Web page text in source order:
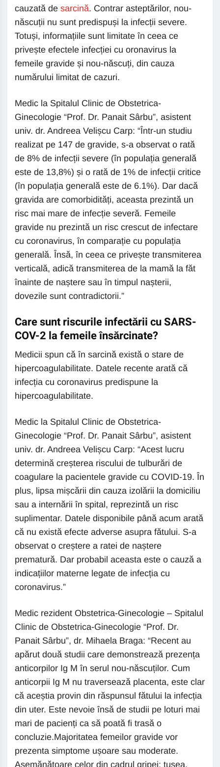
cauzată de sarcină. Contrar asteptărilor, nou-
născuții nu sunt predispuși la infecții severe.
Totuși, informațiile sunt limitate în ceea ce
privește efectele infecției cu oronavirus la
femeile gravide și nou-născuți, din cauza
numărului limitat de cazuri.
Medic la Spitalul Clinic de Obstetrica-
Ginecologie “Prof. Dr. Panait Sârbu”, asistent
univ. dr. Andreea Velișcu Carp: “Într-un studiu
realizat pe 147 de gravide, s-a observat o rată
de 8% de infecții severe (în populația generală
este de 13,8%) și o rată de 1% de infecții critice
(în populația generală este de 6.1%). Dar dacă
gravida are comorbidități, aceasta prezintă un
risc mai mare de infecție severă. Femeile
gravide nu prezintă un risc crescut de infectare
cu coronavirus, în comparație cu populația
generală. Însă, în ceea ce privește transmiterea
verticală, adică transmiterea de la mamă la făt
înainte de naștere sau în timpul nașterii,
dovezile sunt contradictorii.”
Care sunt riscurile infectării cu SARS-
COV-2 la femeile însărcinate?
Medicii spun că în sarcină există o stare de
hipercoagulabilitate. Datele recente arată că
infecția cu coronavirus predispune la
hipercoagulabilitate.
Medic la Spitalul Clinic de Obstetrica-
Ginecologie “Prof. Dr. Panait Sârbu”, asistent
univ. dr. Andreea Velișcu Carp: “Acest lucru
determină creșterea riscului de tulburări de
coagulare la pacientele gravide cu COVID-19. În
plus, lipsa mișcării din cauza izolării la domiciliu
sau a internării în spital, reprezintă un risc
suplimentar. Datele disponibile până acum arată
că nu există efecte adverse asupra fătului. S-a
observat o creștere a ratei de naștere
prematură. Dar probabil aceasta este o cauză a
indicațiilor materne legate de infecția cu
coronavirus.”
Medic rezident Obstetrica-Ginecologie – Spitalul
Clinic de Obstetrica-Ginecologie “Prof. Dr.
Panait Sârbu”, dr. Mihaela Braga: “Recent au
apărut două studii care demonstrează prezența
anticorpilor Ig M în serul nou-născuților. Cum
anticorpii Ig M nu traversează placenta, este clar
că aceștia provin din răspunsul fătului la infecția
din uter. Este nevoie însă de studii pe loturi mai
mari de pacienți ca să poată fi trasă o
concluzie.Majoritatea femeilor gravide vor
prezenta simptome ușoare sau moderate.
Asemănătoare celor din cadrul gripei: tusea,